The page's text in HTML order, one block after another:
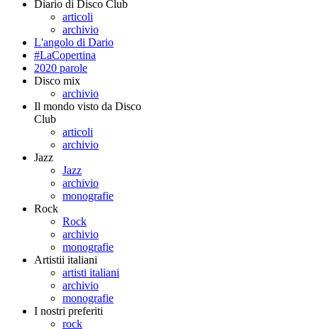
Diario di Disco Club
articoli
archivio
L'angolo di Dario
#LaCopertina
2020 parole
Disco mix
archivio
Il mondo visto da Disco
Club
articoli
archivio
Jazz
Jazz
archivio
monografie
Rock
Rock
archivio
monografie
Artistii italiani
artisti italiani
archivio
monografie
I nostri preferiti
rock